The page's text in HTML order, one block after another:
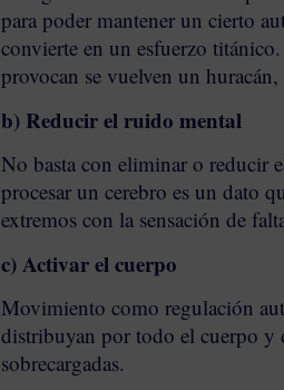
para poder mantener un cierto
convierte en un esfuerzo
provocan se vuelven un huracán,
b) Reducir el ruido mental
No basta con eliminar o reducir
procesar un cerebro es un dato
extremos con la sensación de
c) Activar el cuerpo
Movimiento como regulación
distribuyan por todo el cuerpo y
sobrecargadas.